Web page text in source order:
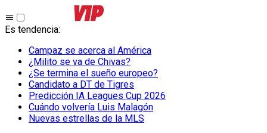
Es tendencia:
Campaz se acerca al América
¿Milito se va de Chivas?
¿Se termina el sueño europeo?
Candidato a DT de Tigres
Predicción IA Leagues Cup 2026
Cuándo volvería Luis Malagón
Nuevas estrellas de la MLS